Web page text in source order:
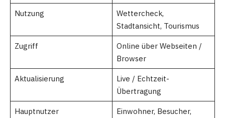
Nutzung
Wettercheck,
Stadtansicht, Tourismus
Zugriff
Online über Webseiten /
Browser
Aktualisierung
Live / Echtzeit-
Übertragung
Hauptnutzer
Einwohner, Besucher,